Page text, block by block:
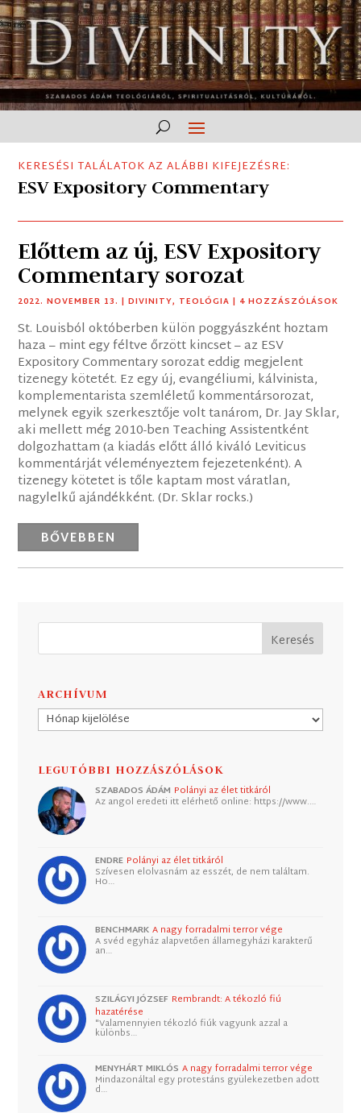
KERESÉSI TALÁLATOK AZ ALÁBBI KIFEJEZÉSRE:
ESV Expository Commentary
Előttem az új, ESV Expository
Commentary sorozat
2022. NOVEMBER 13. |DIVINITY, TEOLÓGIA | 4 HOZZÁSZÓLÁSOK
St. Louisból októberben külön poggyászként hoztam
haza – mint egy féltve őrzött kincset – az ESV
Expository Commentary sorozat eddig megjelent
tizenegy kötetét. Ez egy új, evangéliumi, kálvinista,
komplementarista szemléletű kommentársorozat,
melynek egyik szerkesztője volt tanárom, Dr. Jay Sklar,
aki mellett még 2010-ben Teaching Assistentként
dolgozhattam (a kiadás előtt álló kiváló Leviticus
kommentárját véleményeztem fejezetenként). A
tizenegy kötetet is tőle kaptam most váratlan,
nagylelkű ajándékként. (Dr. Sklar rocks.)
BŐVEBBEN
ARCHÍVUM
Archívum
LEGUTÓBBI HOZZÁSZÓLÁSOK
SZABADOS ÁDÁM Polányi az élet titkáról
Az angol eredeti itt elérhető online: https://www.…
ENDRE Polányi az élet titkáról
Szívesen elolvasnám az esszét, de nem találtam.
Ho…
BENCHMARK A nagy forradalmi terror vége
A svéd egyház alapvetően államegyházi karakterű
an…
SZILÁGYI JÓZSEF Rembrandt: A tékozló fiú
hazatérése
"Valamennyien tékozló fiúk vagyunk azzal a
különbs…
MENYHÁRT MIKLÓS A nagy forradalmi terror vége
Mindazonáltal egy protestáns gyülekezetben adott
d…